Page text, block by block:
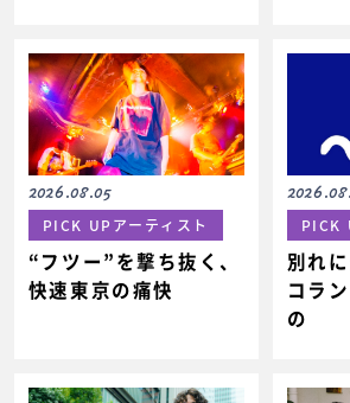
2026.08.05
PICK UPアーティスト
“フツー”を撃ち抜く、
快速東京の痛快
PICK
別れ
コラ
の